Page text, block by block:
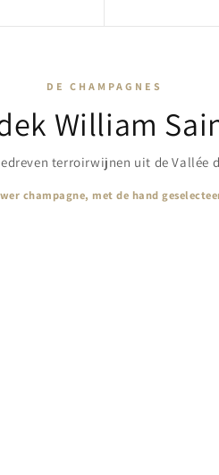
DE CHAMPAGNES
William
terroirwijnen uit de Vallée
champagne, met de hand